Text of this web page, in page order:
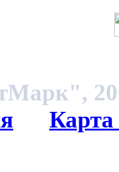
Карта